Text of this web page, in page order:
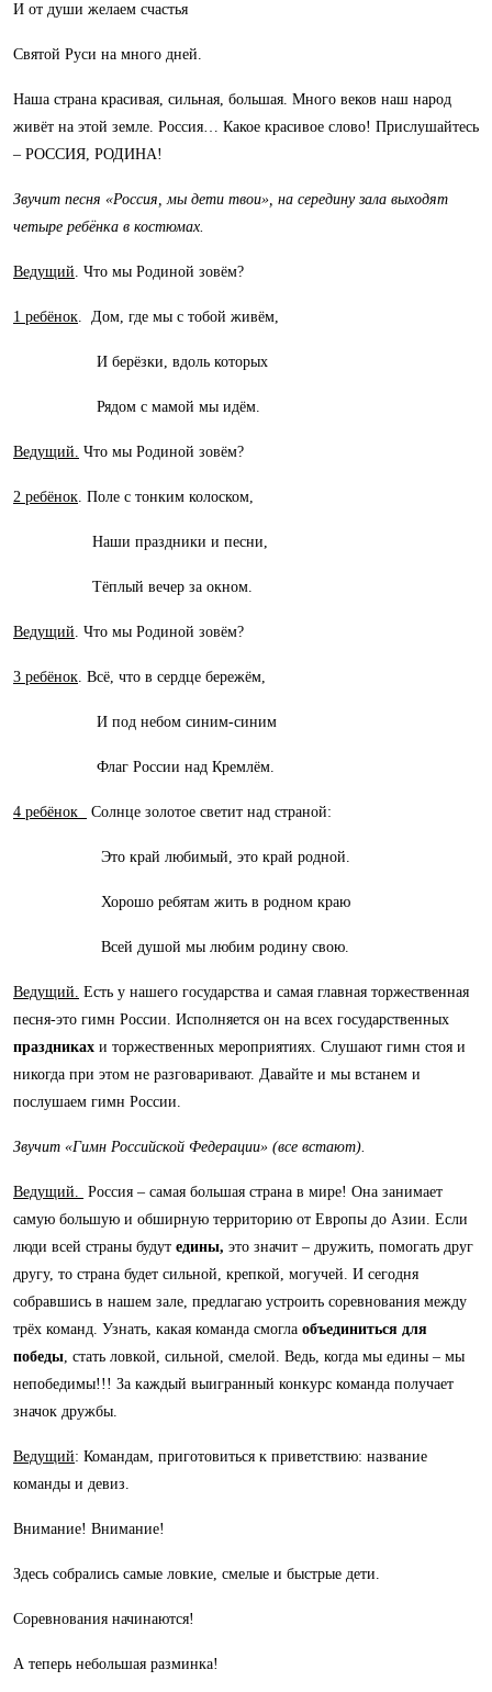
И от души желаем счастья
Святой Руси на много дней.
Наша страна красивая, сильная, большая. Много веков наш народ
живёт на этой земле. Россия… Какое красивое слово! Прислушайтесь
– РОССИЯ, РОДИНА!
Звучит песня «Россия, мы дети твои», на середину зала выходят
четыре ребёнка в костюмах.
Ведущий. Что мы Родиной зовём?
1 ребёнок. Дом, где мы с тобой живём,
И берёзки, вдоль которых
Рядом с мамой мы идём.
Ведущий. Что мы Родиной зовём?
2 ребёнок. Поле с тонким колоском,
Наши праздники и песни,
Тёплый вечер за окном.
Ведущий. Что мы Родиной зовём?
3 ребёнок. Всё, что в сердце бережём,
И под небом синим-синим
Флаг России над Кремлём.
4 ребёнок Солнце золотое светит над страной:
Это край любимый, это край родной.
Хорошо ребятам жить в родном краю
Всей душой мы любим родину свою.
Ведущий. Есть у нашего государства и самая главная торжественная
песня-это гимн России. Исполняется он на всех государственных
праздниках и торжественных мероприятиях. Слушают гимн стоя и
никогда при этом не разговаривают. Давайте и мы встанем и
послушаем гимн России.
Звучит «Гимн Российской Федерации» (все встают).
Ведущий. Россия – самая большая страна в мире! Она занимает
самую большую и обширную территорию от Европы до Азии. Если
люди всей страны будут едины, это значит – дружить, помогать друг
другу, то страна будет сильной, крепкой, могучей. И сегодня
собравшись в нашем зале, предлагаю устроить соревнования между
трёх команд. Узнать, какая команда смогла объединиться для
победы, стать ловкой, сильной, смелой. Ведь, когда мы едины – мы
непобедимы!!! За каждый выигранный конкурс команда получает
значок дружбы.
Ведущий: Командам, приготовиться к приветствию: название
команды и девиз.
Внимание! Внимание!
Здесь собрались самые ловкие, смелые и быстрые дети.
Соревнования начинаются!
А теперь небольшая разминка!